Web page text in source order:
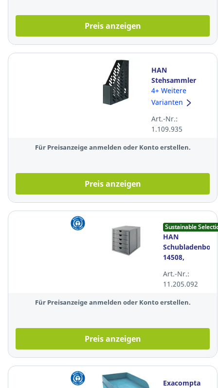
Preis anzeigen
HAN
Stehsammler
1601 Klassik, aus
Kunststoff,
4+ Weitere
Varianten
Art.-Nr.:
1.109.935
Für Preisanzeige anmelden oder Konto erstellen.
Preis anzeigen
Sustainable
HAN
Schubladenbox
14508,
Schubladen,
öko-grau
Art.-Nr.:
11.205.092
Für Preisanzeige anmelden oder Konto erstellen.
Preis anzeigen
Exacompta